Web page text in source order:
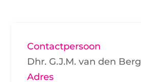
Contactpersoon
Dhr. G.J.M. van den Berg
Adres